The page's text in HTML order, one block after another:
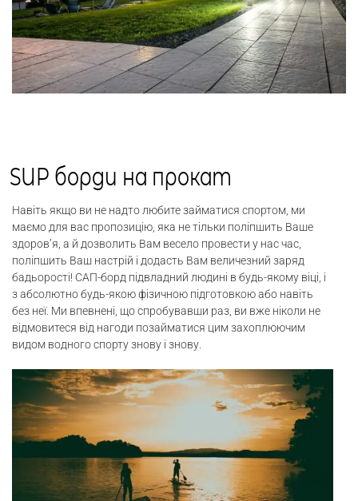
SUP борди на прокат
Навіть якщо ви не надто любите займатися спортом, ми
маємо для вас пропозицію, яка не тільки поліпшить Ваше
здоров’я, а й дозволить Вам весело провести у нас час,
поліпшить Ваш настрій і додасть Вам величезний заряд
бадьорості! САП-борд підвладний людині в будь-якому віці, і
з абсолютно будь-якою фізичною підготовкою або навіть
без неї. Ми впевнені, що спробувавши раз, ви вже ніколи не
відмовитеся від нагоди позайматися цим захоплюючим
видом водного спорту знову і знову.